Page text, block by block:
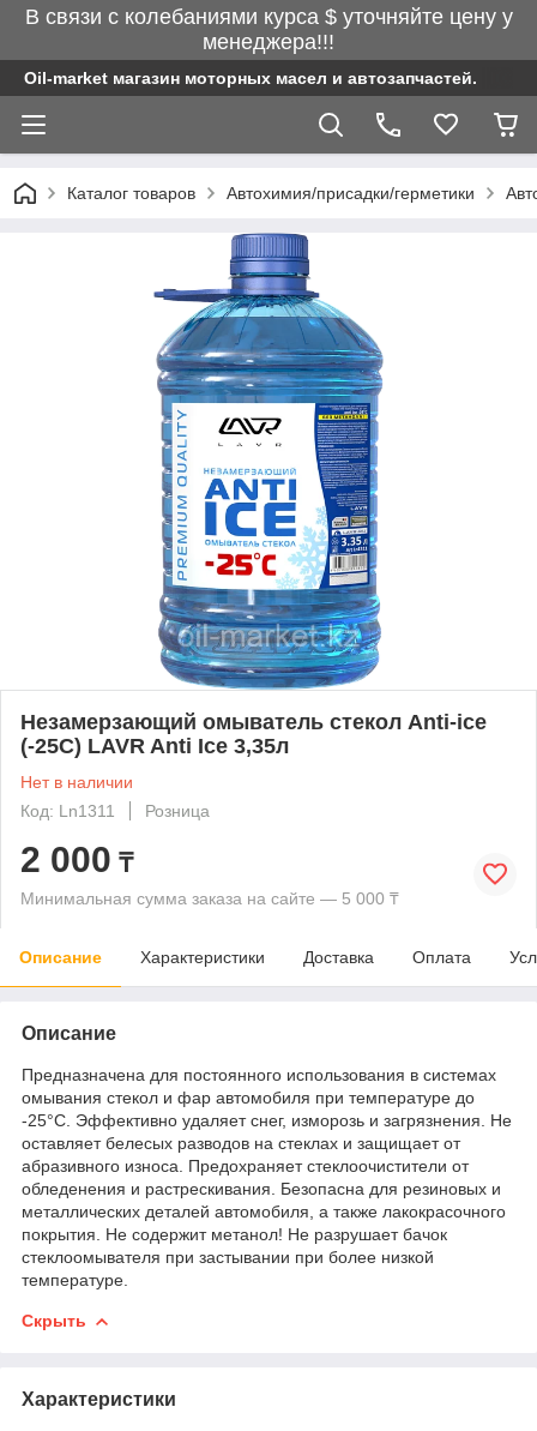
В связи с колебаниями курса $ уточняйте цену у
менеджера!!!
Oil-market магазин моторных масел и автозапчастей.
Каталог товаров Автохимия/присадки/герметики
Незамерзающий омыватель стекол Anti-ice
(-25С) LAVR Anti Ice 3,35л
Нет в наличии
Код: Ln1311
Розница
2 000 ₸
Минимальная сумма заказа на сайте — 5 000 ₸
Описание Характеристики Доставка Оплата
Описание
Предназначена для постоянного использования в системах
омывания стекол и фар автомобиля при температуре до
-25°C. Эффективно удаляет снег, изморозь и загрязнения. Не
оставляет белесых разводов на стеклах и защищает от
абразивного износа. Предохраняет стеклоочистители от
обледенения и растрескивания. Безопасна для резиновых и
металлических деталей автомобиля, а также лакокрасочного
покрытия. Не содержит метанол! Не разрушает бачок
стеклоомывателя при застывании при более низкой
температуре.
Скрыть
Характеристики